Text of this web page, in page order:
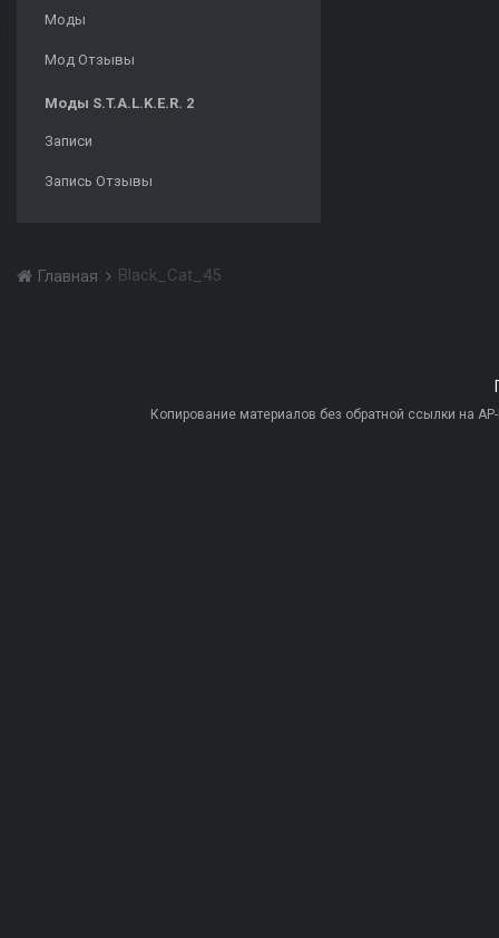
Моды
Мод Отзывы
Моды S.T.A.L.K.E.R. 2
Записи
Запись Отзывы
Главная Black_Cat_45
Копирование материалов без обратной ссылки на